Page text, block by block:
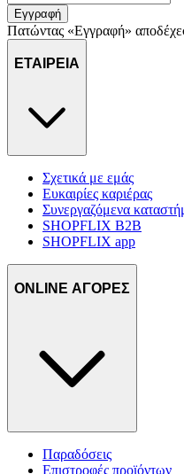
Εγγραφή
Πατώντας «Εγγραφή»
ΕΤΑΙΡΕΙΑ
Σχετικά με εμάς
Ευκαιρίες καριέρας
Συνεργαζόμενα
SHOPFLIX B2B
SHOPFLIX app
ONLINE ΑΓΟΡΕΣ
Παραδόσεις
Επιστροφές προϊόντων